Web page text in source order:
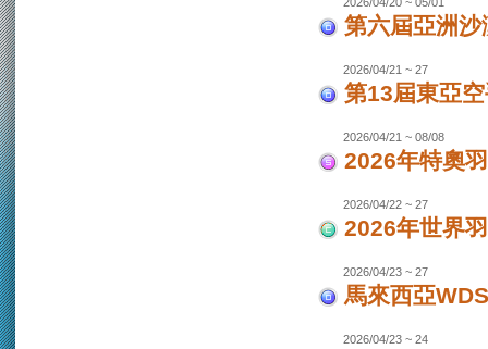
第六屆亞洲
2026/04/21 ~ 27
第13屆東亞
2026/04/21 ~ 08/08
2026年特奧
2026/04/22 ~ 27
2026年世界
2026/04/23 ~ 27
馬來西亞
2026/04/23 ~ 24